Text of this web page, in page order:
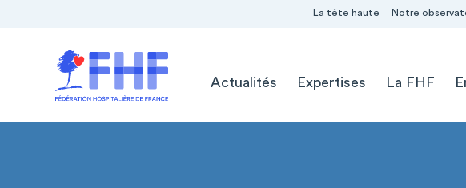
La tête haute Notre
Actualités
Expertises La FHF